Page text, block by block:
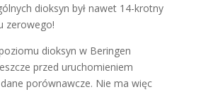
dioksyn był nawet 14-krotny
zerowego!
dioksyn w Beringen
przed uruchomieniem
porównawcze. Nie ma więc